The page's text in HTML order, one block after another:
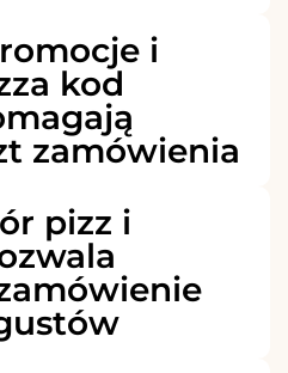
i
kod
zamówienia
pizz i